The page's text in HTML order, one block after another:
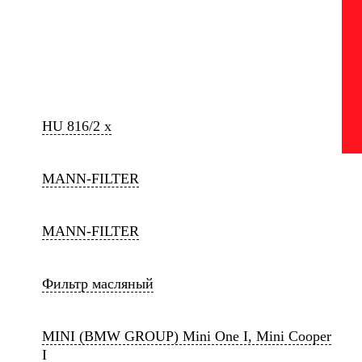
HU 816/2 x
MANN-FILTER
MANN-FILTER
Фильтр масляный
MINI (BMW GROUP) Mini One I, Mini Cooper
I